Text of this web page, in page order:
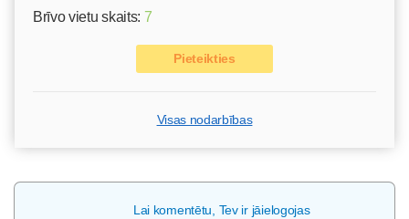
Brīvo vietu skaits: 7
Pieteikties
Visas nodarbības
Lai komentētu, Tev ir jāielogojas